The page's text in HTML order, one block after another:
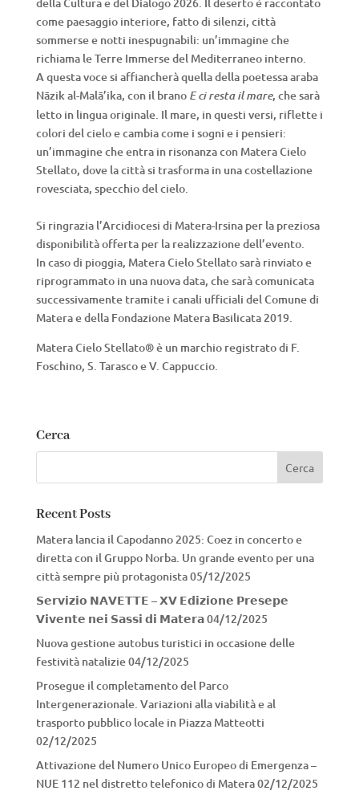
come paesaggio interiore, fatto di silenzi, città
sommerse e notti inespugnabili: un’immagine che
richiama le Terre Immerse del Mediterraneo interno.
A questa voce si affiancherà quella della poetessa araba
Nāzik al-Malā’ika, con il brano E ci resta il mare, che sarà
letto in lingua originale. Il mare, in questi versi, riflette i
colori del cielo e cambia come i sogni e i pensieri:
un’immagine che entra in risonanza con Matera Cielo
Stellato, dove la città si trasforma in una costellazione
rovesciata, specchio del cielo.
Si ringrazia l’Arcidiocesi di Matera-Irsina per la preziosa
disponibilità offerta per la realizzazione dell’evento.
In caso di pioggia, Matera Cielo Stellato sarà rinviato e
riprogrammato in una nuova data, che sarà comunicata
successivamente tramite i canali ufficiali del Comune di
Matera e della Fondazione Matera Basilicata 2019.
Matera Cielo Stellato® è un marchio registrato di F.
Foschino, S. Tarasco e V. Cappuccio.
Cerca
Recent Posts
Matera lancia il Capodanno 2025: Coez in concerto e
diretta con il Gruppo Norba. Un grande evento per una
città sempre più protagonista05/12/2025
𝗦𝗲𝗿𝘃𝗶𝘇𝗶𝗼 𝗡𝗔𝗩𝗘𝗧𝗧𝗘 – 𝗫𝗩 𝗘𝗱𝗶𝘇𝗶𝗼𝗻𝗲 𝗣𝗿𝗲𝘀𝗲𝗽𝗲
𝗩𝗶𝘃𝗲𝗻𝘁𝗲 𝗻𝗲𝗶 𝗦𝗮𝘀𝘀𝗶 𝗱𝗶 𝗠𝗮𝘁𝗲𝗿𝗮04/12/2025
Nuova gestione autobus turistici in occasione delle
festività natalizie04/12/2025
Prosegue il completamento del Parco
Intergenerazionale. Variazioni alla viabilità e al
trasporto pubblico locale in Piazza Matteotti
02/12/2025
Attivazione del Numero Unico Europeo di Emergenza –
NUE 112 nel distretto telefonico di Matera02/12/2025